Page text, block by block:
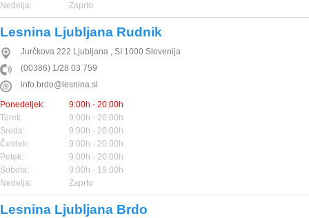
Nedelja:
Zaprto
Lesnina Ljubljana Rudnik
Jurčkova 222 Ljubljana , SI 1000 Slovenija
(00386) 1/28 03 759
info.brdo@lesnina.si
Ponedeljek:
9:00h - 20:00h
Torek:
9:00h - 20:00h
Sreda:
9:00h - 20:00h
Četrtek:
9:00h - 20:00h
Petek:
9:00h - 20:00h
Sobota:
9:00h - 19:00h
Nedelja:
Zaprto
Lesnina Ljubljana Brdo